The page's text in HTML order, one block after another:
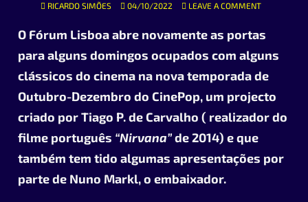
RICARDO SIMÕES 04/10/2022 LEAVE A COMMENT
O Fórum Lisboa abre novamente as portas
para alguns domingos ocupados com alguns
clássicos do cinema na nova temporada de
Outubro-Dezembro do CinePop, um projecto
criado porTiago P. de Carvalho ( realizador do
filme português “Nirvana”de 2014) e que
também tem tido algumas apresentações por
parte de Nuno Markl, o embaixador.